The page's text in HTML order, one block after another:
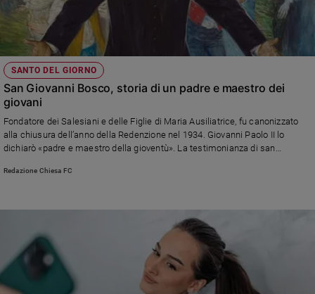
SANTO DEL GIORNO
San Giovanni Bosco, storia di un padre e maestro dei
giovani
Fondatore dei Salesiani e delle Figlie di Maria Ausiliatrice, fu canonizzato
alla chiusura dell’anno della Redenzione nel 1934. Giovanni Paolo II lo
dichiarò «padre e maestro della gioventù». La testimonianza di san
santità nello stare molto allegri e nell’adempimento perfetto dei nostri
Redazione Chiesa FC